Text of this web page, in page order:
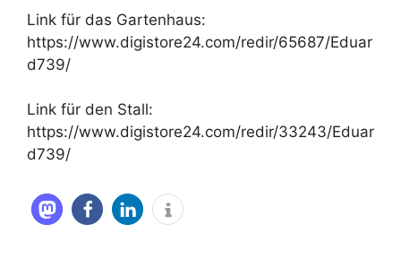
Link für das Gartenhaus:
https://www.digistore24.com/redir/65687/Eduar
d739/
Link für den Stall:
https://www.digistore24.com/redir/33243/Eduar
d739/